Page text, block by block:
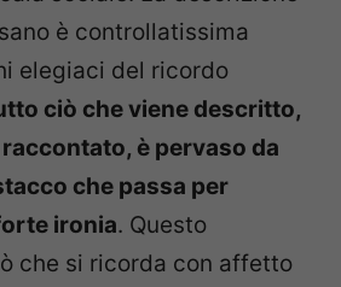
è controllatissima
elegiaci del ricordo
ciò che viene descritto,
è pervaso da
che passa per
ironia. Questo
che si ricorda con affetto